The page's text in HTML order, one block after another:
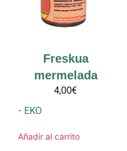
Freskua
mermelada
4,00€
- EKO
Añadir al carrito